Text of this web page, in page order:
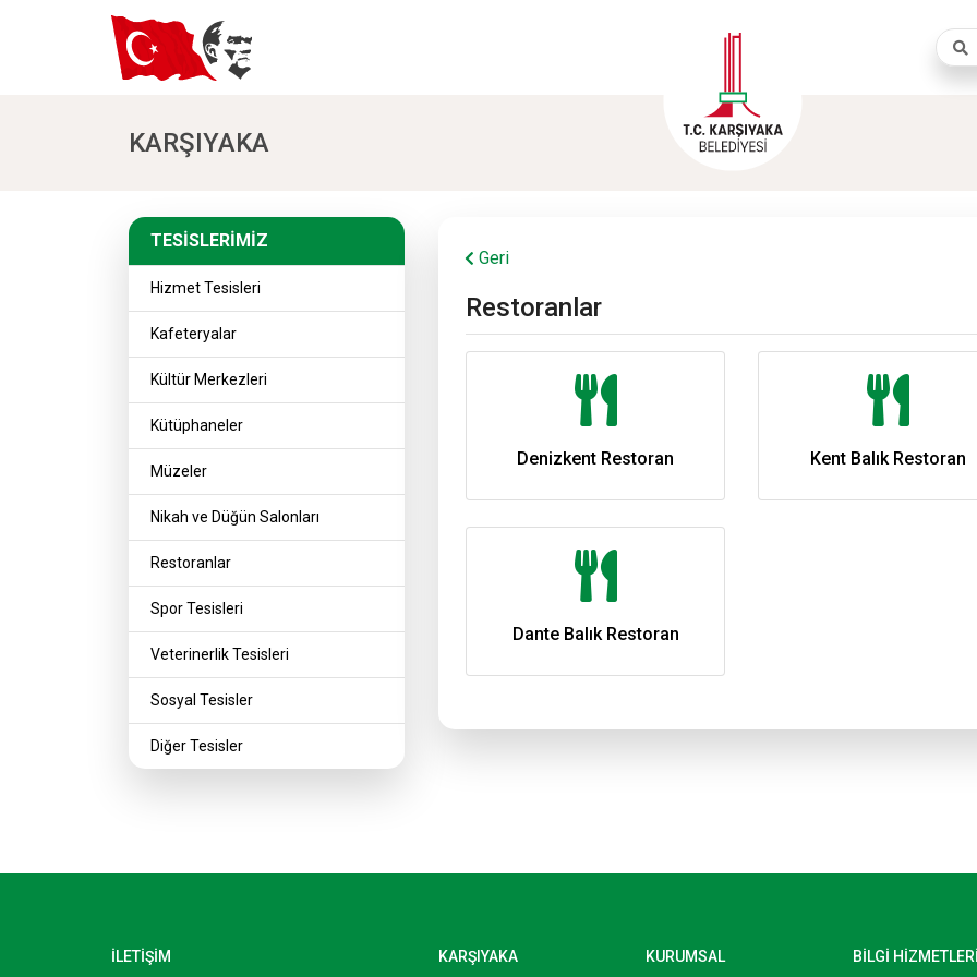
KARŞIYAKA
TESİSLERİMİZ
TESİSLERİMİZ
Hizmet Tesisleri
Kafeteryalar
Kültür Merkezleri
Kütüphaneler
Müzeler
Nikah ve Düğün Salonları
Restoranlar
Spor Tesisleri
Veterinerlik Tesisleri
Sosyal Tesisler
Diğer Tesisler
Geri
Restoranlar
Denizkent Restoran Kent Balık Restoran
Dante Balık Restoran
İLETİŞİM KARŞIYAKA KURUMSAL BİLGİ